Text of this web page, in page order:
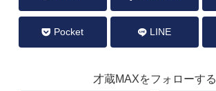
Pocket LINE
才蔵MAXをフォローする